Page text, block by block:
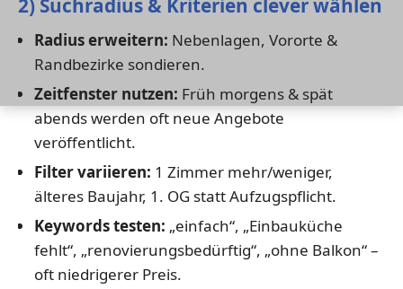
2) Suchradius & Kriterien clever wählen
Radius erweitern: Nebenlagen, Vororte &
Randbezirke sondieren.
Zeitfenster nutzen: Früh morgens & spät
abends werden oft neue Angebote
veröffentlicht.
Filter variieren: 1 Zimmer mehr/weniger,
älteres Baujahr, 1. OG statt Aufzugspflicht.
Keywords testen: „einfach“, „Einbauküche
fehlt“, „renovierungsbedürftig“, „ohne Balkon“ –
oft niedrigerer Preis.